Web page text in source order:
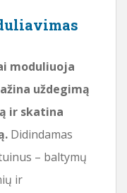
moduliuoja
uždegimą
ir skatina
Didindamas
– baltymų
ir